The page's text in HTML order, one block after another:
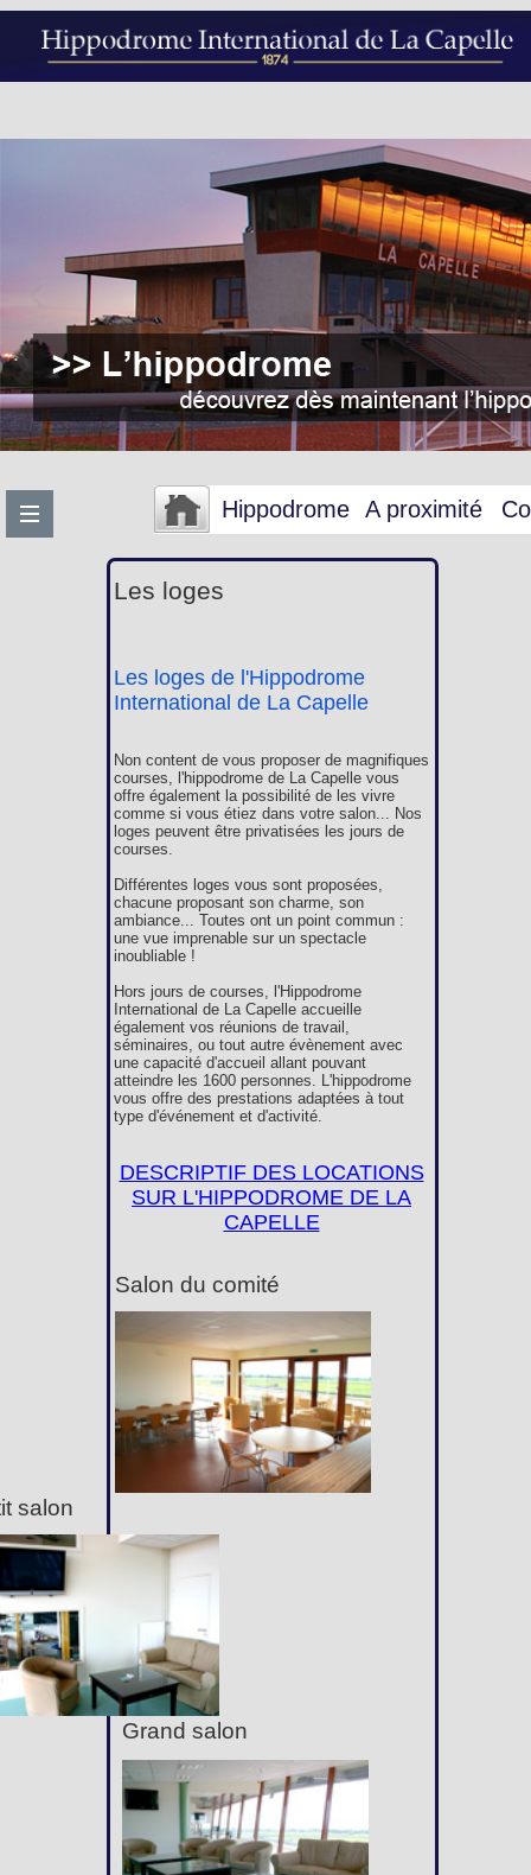
Hippodrome A proximité
Les loges
Les loges de l'Hippodrome
International de La Capelle
Non content de vous proposer de magnifiques
courses, l'hippodrome de La Capelle vous
offre également la possibilité de les vivre
comme si vous étiez dans votre salon... Nos
loges peuvent être privatisées les jours de
courses.
Différentes loges vous sont proposées,
chacune proposant son charme, son
ambiance... Toutes ont un point commun :
une vue imprenable sur un spectacle
inoubliable !
Hors jours de courses, l'Hippodrome
International de La Capelle accueille
également vos réunions de travail,
séminaires, ou tout autre évènement avec
une capacité d'accueil allant pouvant
atteindre les 1600 personnes. L'hippodrome
vous offre des prestations adaptées à tout
type d'événement et d'activité.
DESCRIPTIF DES LOCATIONS
SUR L'HIPPODROME DE LA
CAPELLE
Salon du comité
salon
Grand salon